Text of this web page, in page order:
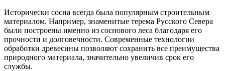
Исторически сосна всегда была популярным строительным
материалом. Например, знаменитые терема Русского Севера
были построены именно из соснового леса благодаря его
прочности и долговечности. Современные технологии
обработки древесины позволяют сохранить все преимущества
природного материала, значительно увеличив срок его
службы.